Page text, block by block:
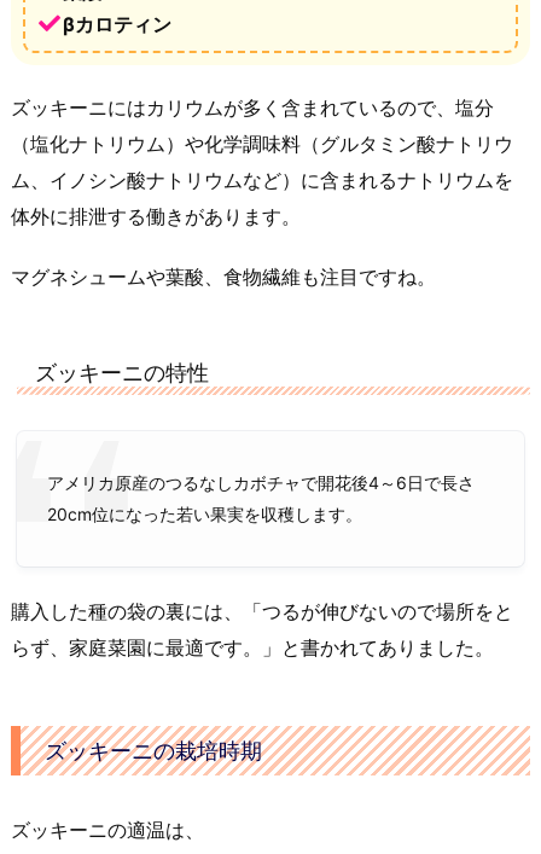
βカロティン
ズッキーニにはカリウムが多く含まれているので、塩分
（塩化ナトリウム）や化学調味料（グルタミン酸ナトリウ
ム、イノシン酸ナトリウムなど）に含まれるナトリウムを
体外に排泄する働きがあります。
マグネシュームや葉酸、食物繊維も注目ですね。
ズッキーニの特性
アメリカ原産のつるなしカボチャで開花後4～6日で長さ
20cm位になった若い果実を収穫します。
購入した種の袋の裏には、「つるが伸びないので場所をと
らず、家庭菜園に最適です。」と書かれてありました。
ズッキーニの栽培時期
ズッキーニの適温は、